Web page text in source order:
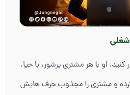
او با هر مشتری پرشور، با حیا،
و مشتری را مجذوب حرف هایش